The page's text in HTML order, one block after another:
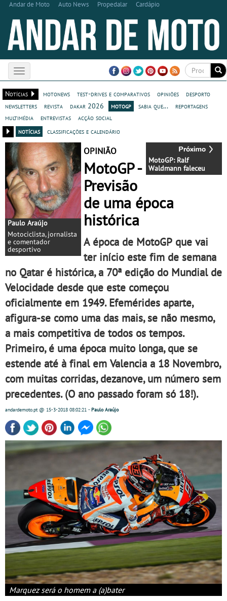
Andar de Moto Auto News Propedalar Cardápio
Toggle
navigation
Notícias
motonews test-drives e comparativos opiniões
desporto
newsletters
revista dakar 2026 motogp sabia que...
reportagens
multimédia
entrevistas
acção social
notícias
classificações e calendário
MotoGP: Ralf
Waldmann faleceu
Paulo Araújo
Motociclista, jornalista
e comentador
desportivo
OPINIÃO
MotoGP -
Previsão
de uma época
histórica
A época de MotoGP que vai
ter início este fim de semana
no Qatar é histórica, a 70ª edição do Mundial de
Velocidade desde que este começou
oficialmente em 1949. Efemérides aparte,
afigura-se como uma das mais, se não mesmo,
a mais competitiva de todos os tempos.
Primeiro, é uma época muito longa, que se
estende até à final em Valencia a 18 Novembro,
com muitas corridas, dezanove, um número sem
precedentes. (O ano passado foram só 18!).
andardemoto.pt@ 15-3-2018 08:02:21 - Paulo Araújo
Marquez será o homem a (a)bater